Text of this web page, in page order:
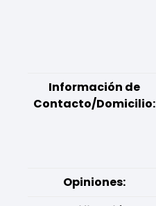
Información de
Contacto/Domicilio:
Opiniones: